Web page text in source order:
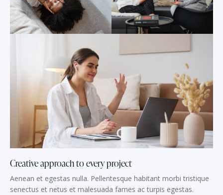
Creative approach to every project
Aenean et egestas nulla. Pellentesque habitant morbi tristique
senectus et netus et malesuada fames ac turpis egestas.